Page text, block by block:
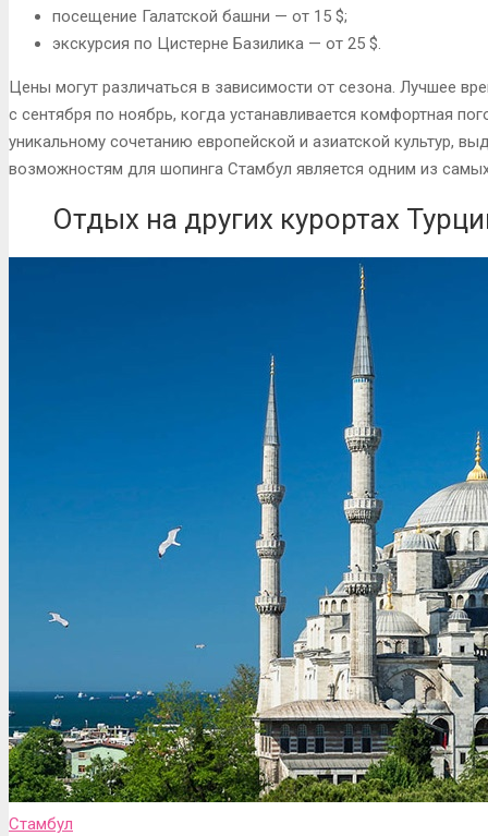
посещение Галатской башни — от 15 $;
экскурсия по Цистерне Базилика — от 25 $.
Цены могут различаться в зависимости от сезона. Лучшее
с сентября по ноябрь, когда устанавливается комфортная
уникальному сочетанию европейской и азиатской культур,
возможностям для шопинга Стамбул является одним из
Отдых на других курортах
Стамбул